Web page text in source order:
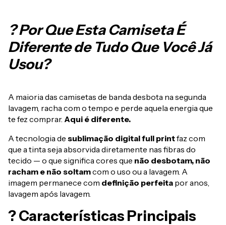
? Por Que Esta Camiseta É
Diferente de Tudo Que Você Já
Usou?
A maioria das camisetas de banda desbota na segunda
lavagem, racha com o tempo e perde aquela energia que
te fez comprar. Aqui é diferente.
A tecnologia de sublimação digital full printfaz com
que a tinta seja absorvida diretamente nas fibras do
tecido — o que significa cores que não desbotam, não
racham e não soltamcom o uso ou a lavagem. A
imagem permanece com definição perfeita por anos,
lavagem após lavagem.
? Características Principais